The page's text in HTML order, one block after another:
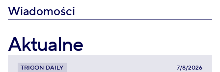
Wiadomości
Aktualne
TRIGON DAILY 7/8/2026